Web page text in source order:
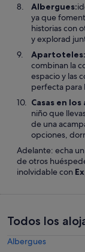
Albergues:
ya que
historias con
y explorad
Apartoteles:
combinan la
espacio y las
perfecta para
Casas en
niño que
de una
opciones,
Adelante: echa
de otros
inolvidable con
Todos los
Albergues